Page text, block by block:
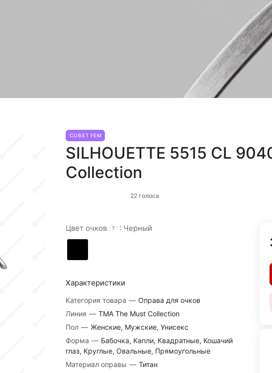
СОВЕТУЕМ
SILHOUETTE 5515 CL
Collection
22 голоса
Цвет очков ? : Черный
Характеристики
Категория товара — Оправа для очков
Линия — TMA The Must Collection
Пол — Женские, Мужские, Унисекс
Форма — Бабочка, Капли, Квадратные, Кошачий
глаз, Круглые, Овальные, Прямоугольные
Материал оправы — Титан